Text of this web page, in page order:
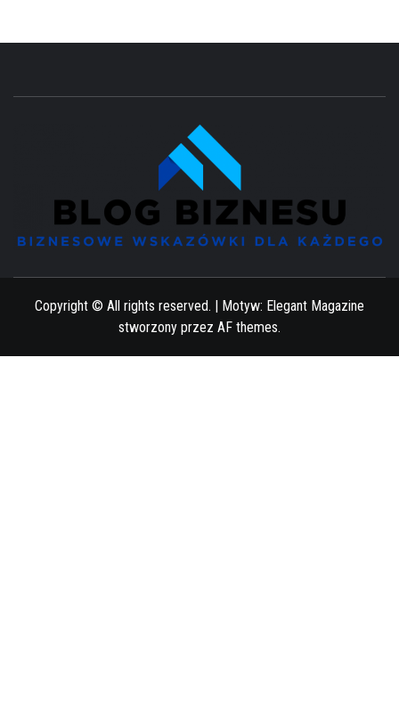
Copyright © All rights reserved. Motyw: Elegant Magazine
stworzony przez AF themes.